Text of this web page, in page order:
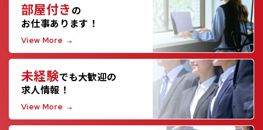
部屋付き の
お仕事あります！
View More
未経験でも大歓迎の
求人情報！
View More